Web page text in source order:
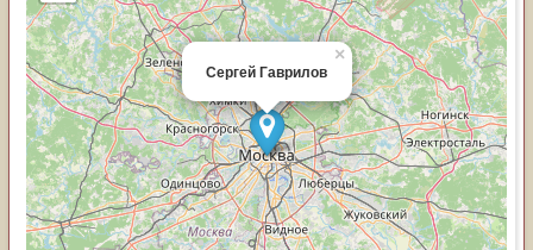
Сергей Гаврилов
×